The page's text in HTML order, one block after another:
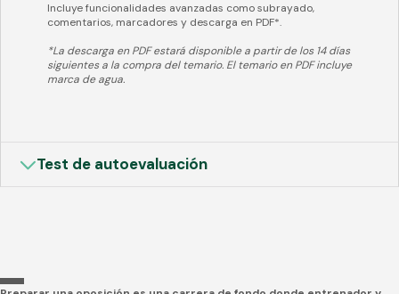
Incluye funcionalidades avanzadas como subrayado,
comentarios, marcadores y descarga en PDF*.
*La descarga en PDF estará disponible a partir de los 14 días
siguientes a la compra del temario. El temario en PDF incluye
marca de agua.
Test de autoevaluación